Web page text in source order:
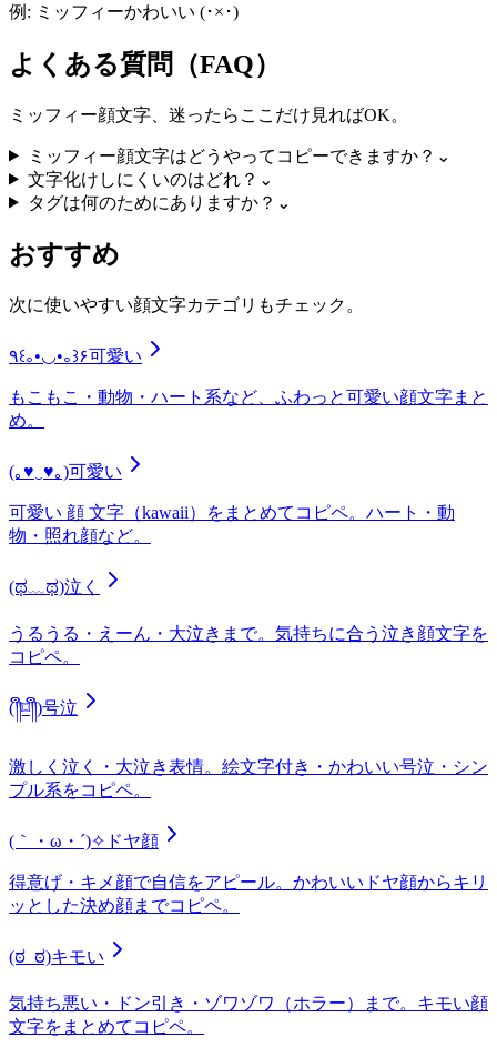
例: ミッフィーかわいい (･×･)
よくある質問（FAQ）
ミッフィー顔文字、迷ったらここだけ見ればOK。
ミッフィー顔文字はどうやってコピーできますか？ ⌄
文字化けしにくいのはどれ？ ⌄
タグは何のためにありますか？ ⌄
おすすめ
次に使いやすい顔文字カテゴリもチェック。
٩꒰｡•◡•｡꒱۶可愛い
もこもこ・動物・ハート系など、ふわっと可愛い顔文字まと
め。
(｡♥‿♥｡)可愛い
可愛い 顔 文字（kawaii）をまとめてコピペ。ハート・動
物・照れ顔など。
(ಥ﹏ಥ)泣く
うるうる・えーん・大泣きまで。気持ちに合う泣き顔文字を
コピペ。
(༎ຶ⌑༎ຶ)号泣
激しく泣く・大泣き表情。絵文字付き・かわいい号泣・シン
プル系をコピペ。
(｀・ω・´)✧ ドヤ顔
得意げ・キメ顔で自信をアピール。かわいいドヤ顔からキリ
ッとした決め顔までコピペ。
(ಠ_ಠ)キモい
気持ち悪い・ドン引き・ゾワゾワ（ホラー）まで。キモい顔
文字をまとめてコピペ。